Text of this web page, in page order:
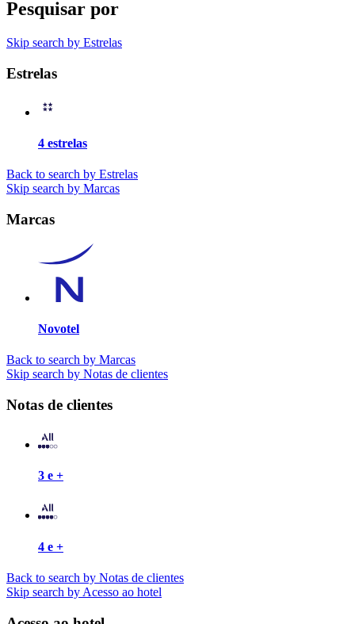
Pesquisar por
Skip search by Estrelas
Estrelas
4 estrelas
Back to search by Estrelas
Skip search by Marcas
Marcas
Novotel
Back to search by Marcas
Skip search by Notas de clientes
Notas de clientes
3 e +
4 e +
Back to search by Notas de clientes
Skip search by Acesso ao hotel